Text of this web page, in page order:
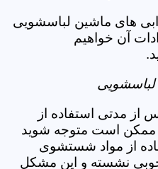
های ماشین لباسشویی
آن خواهیم
از مدتی استفاده از
ممکن است متوجه شوید
از مواد شستشوی
نشسته و این مشکل